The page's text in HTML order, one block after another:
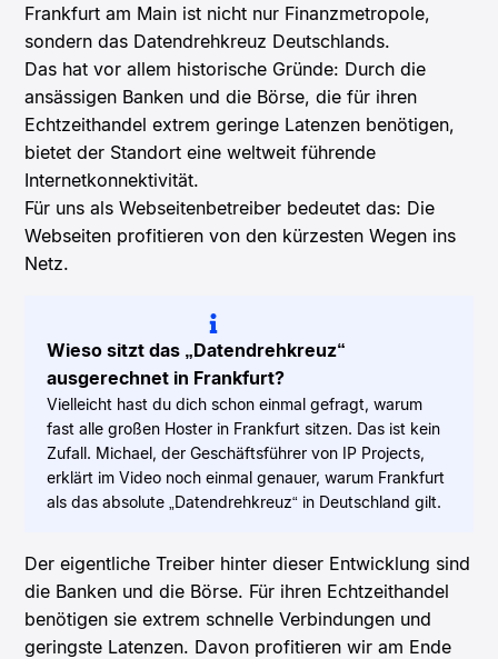
Frankfurt am Main ist nicht nur Finanzmetropole,
sondern das Datendrehkreuz Deutschlands.
Das hat vor allem historische Gründe: Durch die
ansässigen Banken und die Börse, die für ihren
Echtzeithandel extrem geringe Latenzen benötigen,
bietet der Standort eine weltweit führende
Internetkonnektivität.
Für uns als Webseitenbetreiber bedeutet das: Die
Webseiten profitieren von den kürzesten Wegen ins
Netz.
Wieso sitzt das „Datendrehkreuz“
ausgerechnet in Frankfurt?
Vielleicht hast du dich schon einmal gefragt, warum
fast alle großen Hoster in Frankfurt sitzen. Das ist kein
Zufall. Michael, der Geschäftsführer von IP Projects,
erklärt im Video noch einmal genauer, warum Frankfurt
als das absolute „Datendrehkreuz“ in Deutschland gilt.
Der eigentliche Treiber hinter dieser Entwicklung sind
die Banken und die Börse. Für ihren Echtzeithandel
benötigen sie extrem schnelle Verbindungen und
geringste Latenzen. Davon profitieren wir am Ende